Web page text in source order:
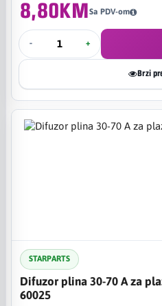
8,80KMSa PDV-om
- +
Brzi
STARPARTS
Difuzor plina 30-70 A za
60025